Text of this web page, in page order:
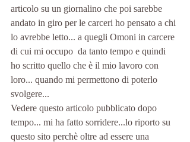
articolo su un giornalino che poi sarebbe
andato in giro per le carceri ho pensato a chi
lo avrebbe letto... a quegli Omoni in carcere
di cui mi occupo  da tanto tempo e quindi
ho scritto quello che è il mio lavoro con
loro... quando mi permettono di poterlo
svolgere...
Vedere questo articolo pubblicato dopo
tempo... mi ha fatto sorridere...lo riporto su
questo sito perchè oltre ad essere una